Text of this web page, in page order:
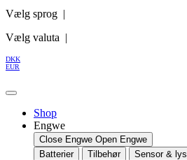
Vælg sprog |
Vælg valuta |
DKK
EUR
Shop
Engwe
Close Engwe Open Engwe
Batterier
Tilbehør Sensor & lys